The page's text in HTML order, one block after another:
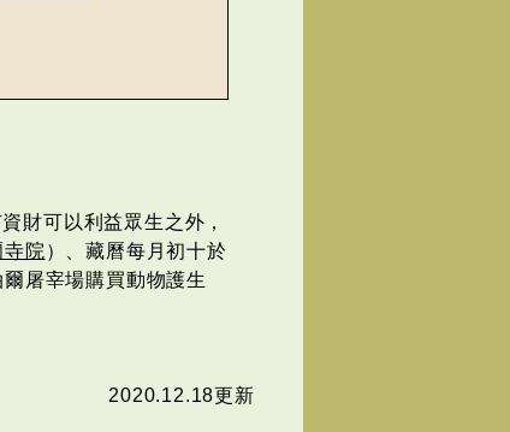
財可以利益眾生之外，
寺院 ）、藏曆每月初十於
屠宰場購買動物護生
2020.12.18更新